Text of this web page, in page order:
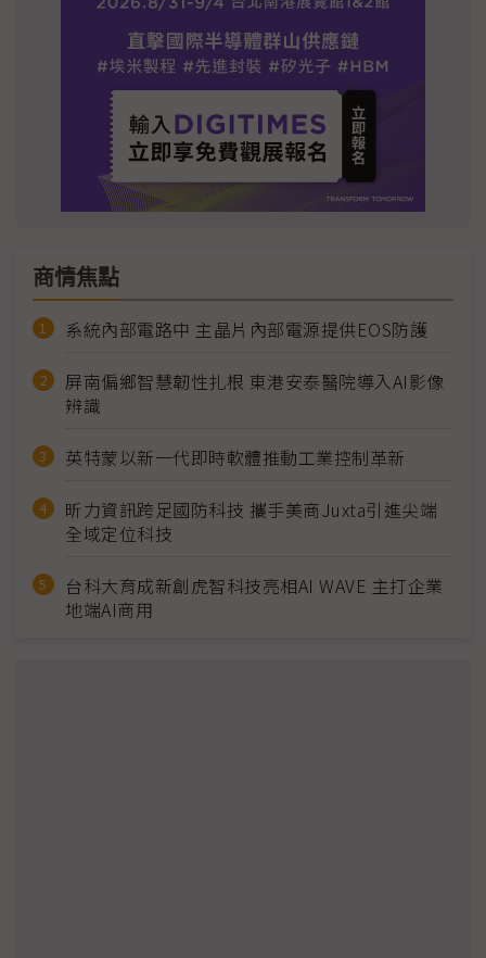
商情焦點
系統內部電路中 主晶片內部電源提供EOS防護
屏南偏鄉智慧韌性扎根 東港安泰醫院導入AI影像
辨識
英特蒙以新一代即時軟體推動工業控制革新
昕力資訊跨足國防科技 攜手美商Juxta引進尖端
全域定位科技
台科大育成新創虎智科技亮相AI WAVE 主打企業
地端AI商用